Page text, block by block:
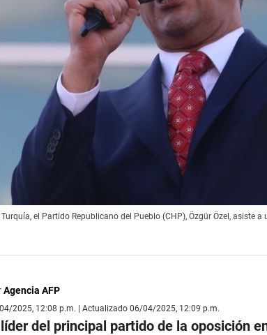
el Partido Republicano del Pueblo (CHP), Özgür Özel, asiste
Agencia AFP
2025, 12:08 p.m. | Actualizado 06/04/2025, 12:09 p.m.
del principal partido de la oposición